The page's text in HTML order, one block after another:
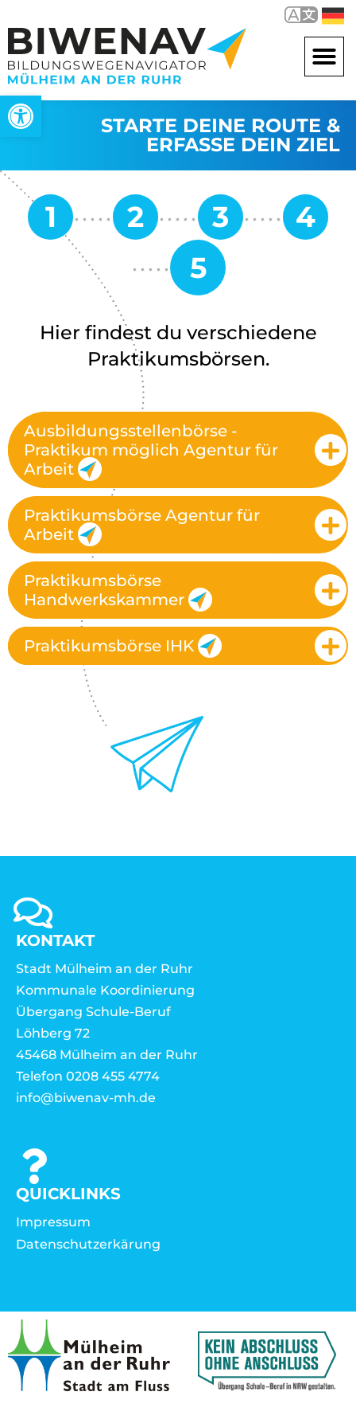
Open toolbar
STARTE DEINE ROUTE &
ERFASSE DEIN ZIEL
Hier findest du verschiedene
Praktikumsbörsen.
Ausbildungsstellenbörse -
Praktikum möglich Agentur für
Arbeit
Praktikumsbörse Agentur für
Arbeit
Praktikumsbörse
Handwerkskammer
Praktikumsbörse IHK
KONTAKT
Stadt Mülheim an der Ruhr
Kommunale Koordinierung
Übergang Schule-Beruf
Löhberg 72
45468 Mülheim an der Ruhr
Telefon 0208 455 4774
info@biwenav-mh.de
QUICKLINKS
Impressum
Datenschutzerkärung